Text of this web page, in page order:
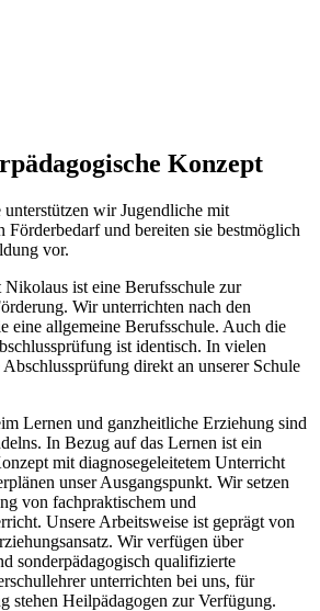
Konzept
wir Jugendliche mit
Förderbedarf und bereiten sie bestmöglich
vor.
ist eine Berufsschule zur
Wir unterrichten nach den
eine allgemeine Berufsschule. Auch die
ist identisch. In vielen
direkt an unserer Schule
Lernen und ganzheitliche Erziehung sind
In Bezug auf das Lernen ist ein
mit diagnosegeleitetem Unterricht
unser Ausgangspunkt. Wir setzen
von fachpraktischem und
Unsere Arbeitsweise ist geprägt von
Wir verfügen über
sonderpädagogisch qualifizierte
unterrichten bei uns, für
stehen Heilpädagogen zur Verfügung.